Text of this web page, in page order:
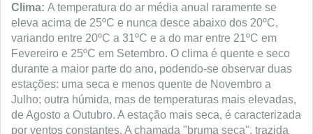
Clima: A temperatura do ar média anual raramente se
eleva acima de 25ºC e nunca desce abaixo dos 20ºC,
variando entre 20ºC a 31ºC e a do mar entre 21ºC em
Fevereiro e 25ºC em Setembro. O clima é quente e seco
durante a maior parte do ano, podendo-se observar duas
estações: uma seca e menos quente de Novembro a
Julho; outra húmida, mas de temperaturas mais elevadas,
de Agosto a Outubro. A estação mais seca, é caracterizada
por ventos constantes. A chamada "bruma seca", trazida